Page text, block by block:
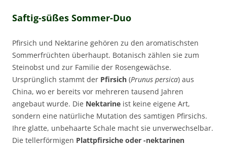
Saftig-süßes Sommer-Duo
Pfirsich und Nektarine gehören zu den aromatischsten
Sommerfrüchten überhaupt. Botanisch zählen sie zum
Steinobst und zur Familie der Rosengewächse.
Ursprünglich stammt der Pfirsich (Prunus persica) aus
China, wo er bereits vor mehreren tausend Jahren
angebaut wurde. Die Nektarine ist keine eigene Art,
sondern eine natürliche Mutation des samtigen Pfirsichs.
Ihre glatte, unbehaarte Schale macht sie unverwechselbar.
Die tellerförmigen Plattpfirsiche oder -nektarinen